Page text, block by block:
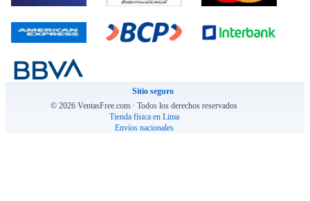
Sitio seguro
© 2026 VentasFree.com · Todos los derechos reservados
Tienda física en Lima
Envíos nacionales